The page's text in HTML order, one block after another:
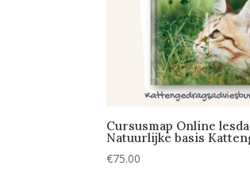
Cursusmap Online
Natuurlijke basis
€75.00